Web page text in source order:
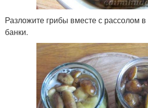
Разложите грибы вместе с рассолом
банки.